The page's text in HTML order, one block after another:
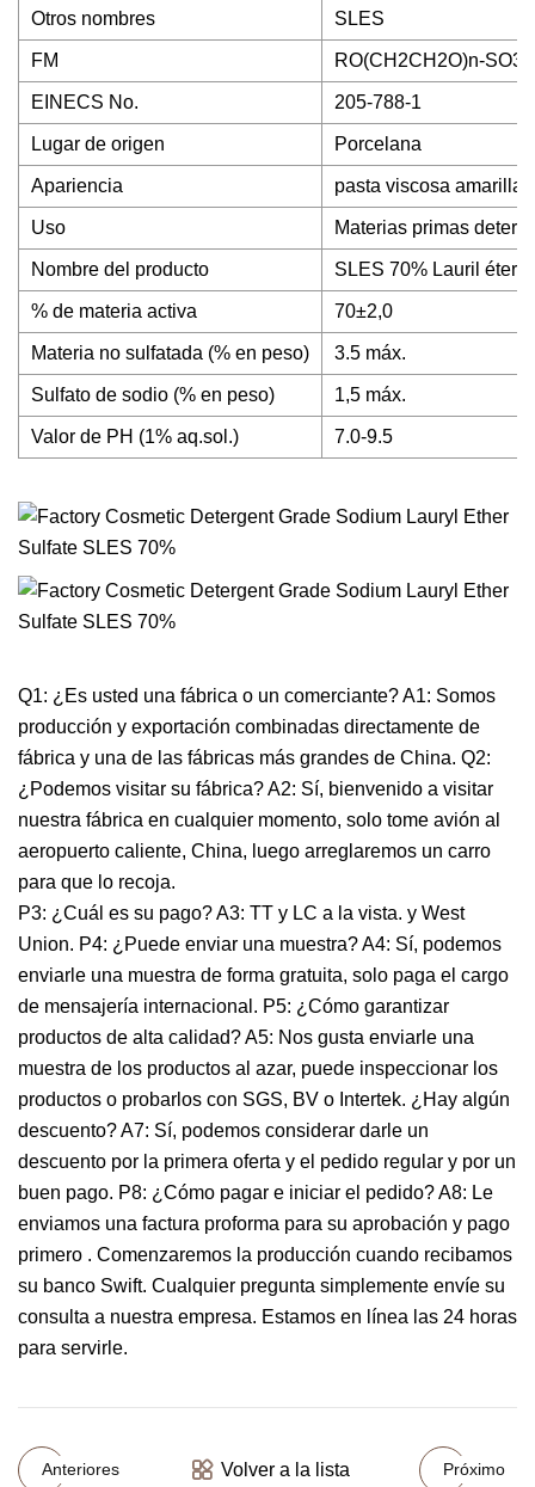
Otros nombres SLES
FM RO(CH2CH2O)n-
EINECS No. 205-788-1
Lugar de origen Porcelana
Apariencia pasta viscosa amarilla
Uso Materias primas
Nombre del producto SLES 70% Lauril éter
% de materia activa 70±2,0
Materia no sulfatada (% en peso) 3.5 máx.
Sulfato de sodio (% en peso) 1,5 máx.
Valor de PH (1% aq.sol.) 7.0-9.5
Q1: ¿Es usted una fábrica o un comerciante? A1: Somos
producción y exportación combinadas directamente de
fábrica y una de las fábricas más grandes de China. Q2:
¿Podemos visitar su fábrica? A2: Sí, bienvenido a visitar
nuestra fábrica en cualquier momento, solo tome avión al
aeropuerto caliente, China, luego arreglaremos un carro
para que lo recoja.
P3: ¿Cuál es su pago? A3: TT y LC a la vista. y West
Union. P4: ¿Puede enviar una muestra? A4: Sí, podemos
enviarle una muestra de forma gratuita, solo paga el cargo
de mensajería internacional. P5: ¿Cómo garantizar
productos de alta calidad? A5: Nos gusta enviarle una
muestra de los productos al azar, puede inspeccionar los
productos o probarlos con SGS, BV o Intertek. ¿Hay algún
descuento? A7: Sí, podemos considerar darle un
descuento por la primera oferta y el pedido regular y por un
buen pago. P8: ¿Cómo pagar e iniciar el pedido? A8: Le
enviamos una factura proforma para su aprobación y pago
primero . Comenzaremos la producción cuando recibamos
su banco Swift. Cualquier pregunta simplemente envíe su
consulta a nuestra empresa. Estamos en línea las 24 horas
para servirle.
Anteriores Volver a la lista Próximo